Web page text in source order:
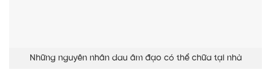
Những nguyên nhân dau âm đạo có thể chữa tại nhà